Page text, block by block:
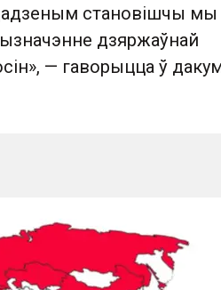
становішчы мы
дзяржаўнай
— гаворыцца ў